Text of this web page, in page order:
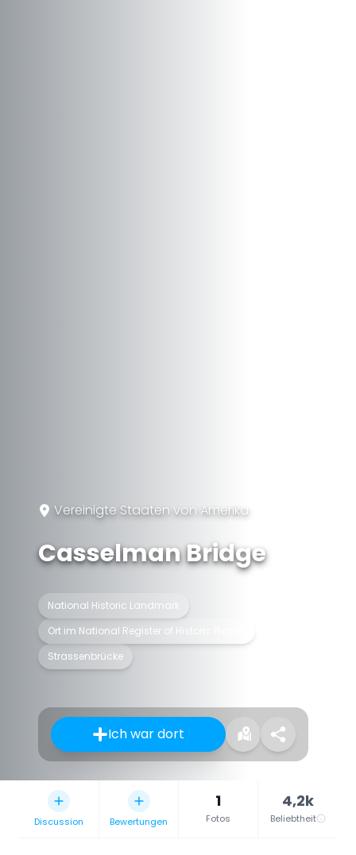
Vereinigte Staaten von Amerika
Casselman Bridge
National Historic Landmark
Ort im National Register of Historic Places
Strassenbrücke
Ich war dort
Discussion Bewertungen
1
Fotos
4,2k
Beliebtheit